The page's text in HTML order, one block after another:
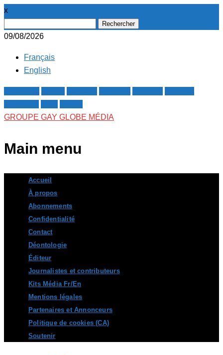
x
09/08/2026
Français
English
GROUPE GAY GLOBE MÉDIA
Main menu
content
Accueil
À propos
Abonnements
Confidentialité
Contact
Déontologie
Éditeur
Journalistes et contributeurs
Kits Média Fr/En
Mentions légales
Partenaires et Annonceurs
Politique de cookies (CA)
Soutenir